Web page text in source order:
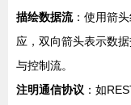
描绘数据流：使用箭
应，双向箭头表示数
与控制流。
注明通信协议 ：如